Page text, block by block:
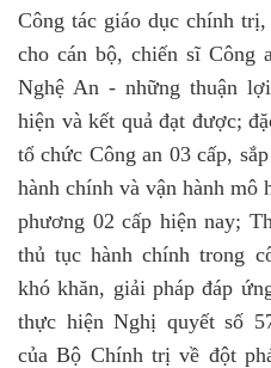
Công tác giáo dục chính
cho cán bộ, chiến sĩ Công
Nghệ An - những thuận
hiện và kết quả đạt được;
tổ chức Công an 03 cấp,
hành chính và vận hành mô
phương 02 cấp hiện nay;
thủ tục hành chính trong
khó khăn, giải pháp đáp
thực hiện Nghị quyết số
của Bộ Chính trị về đột